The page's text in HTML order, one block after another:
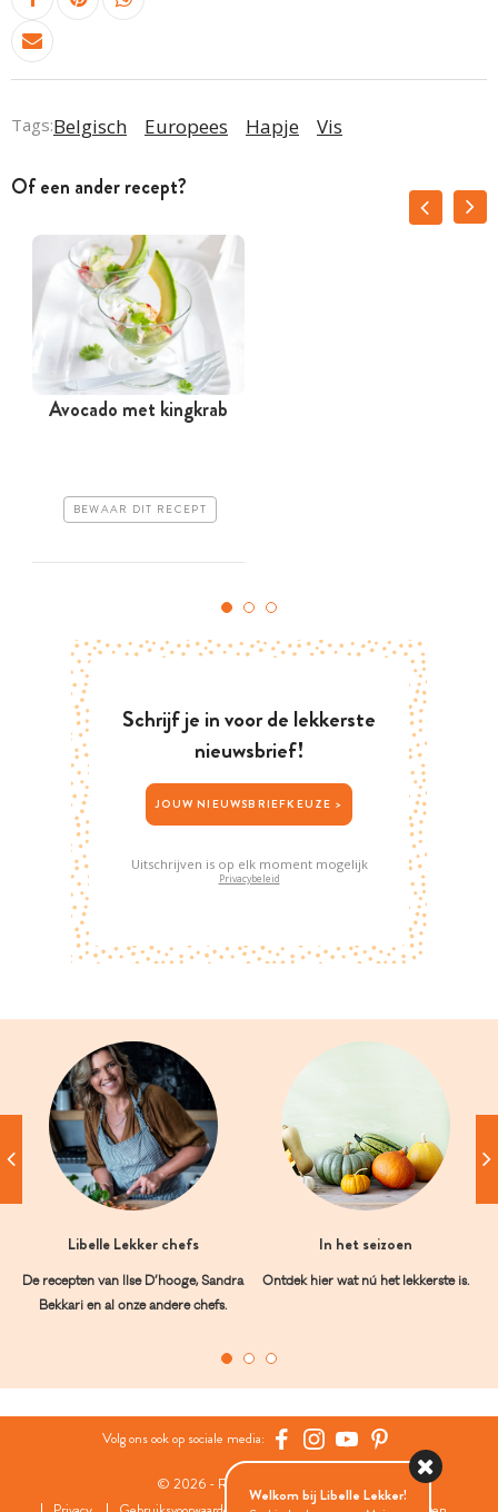
Tags:Belgisch Europees Hapje Vis
Of een ander recept?
Avocado met kingkrab
BEWAAR DIT RECEPT
Schrijf je in voor de lekkerste
nieuwsbrief!
JOUW NIEUWSBRIEFKEUZE >
Uitschrijven is op elk moment mogelijk
Privacybeleid
Libelle Lekker chefs
De recepten van Ilse D’hooge, Sandra
Bekkari en al onze andere chefs.
In het seizoen
Ontdek hier wat nú het lekkerste is.
Volg ons ook op sociale media:
© 2026 - Roularta Media Group
Welkom bij Libelle Lekker!